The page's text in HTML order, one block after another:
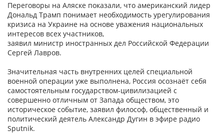
Переговоры на Аляске показали, что американский лидер
Дональд Трамп понимает необходимость урегулирования
кризиса на Украине на основе уважения национальных
интересов всех участников,
заявил министр иностранных дел Российской Федерации
Сергей Лавров.
Значительная часть внутренних целей специальной
военной операции уже выполнена, Россия осознаёт себя
самостоятельным государством-цивилизацией с
совершенно отличным от Запада обществом, это
историческое событие, заявил философ, общественный и
политический деятель Александр Дугин в эфире радио
Sputnik.